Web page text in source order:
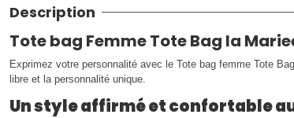
Description
Tote bag Femme Tote Bag la
Exprimez votre personnalité avec le Tote bag femme Tote
libre et la personnalité unique.
Un style affirmé et confortable